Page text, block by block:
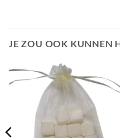
JE ZOU OOK KUNNEN